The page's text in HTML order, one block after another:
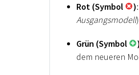
Rot (Symbol )
Ausgangsmodell
Grün (Symbol
dem neueren